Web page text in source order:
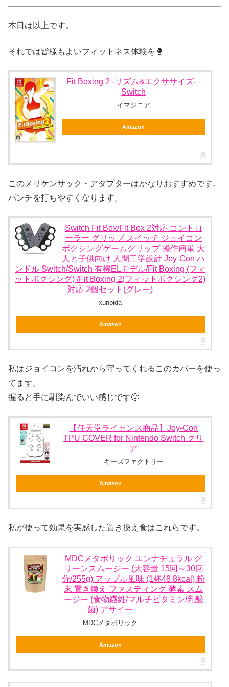
本日は以上です。
それでは皆様もよいフィットネス体験を🥊
Fit Boxing 2 -リズム&エクササイズ- -
Switch
イマジニア
Amazon
このメリケンサック・アダプターはかなりおすすめです。
パンチを打ちやすくなります。
Switch Fit Box/Fit Box 2対応 コントロ
ーラー グリップ スイッチ ジョイコン
ボクシングゲームグリップ 操作簡単 大
人と子供向け 人間工学設計 Joy-Con ハ
ンドル Switch/Switch 有機ELモデル/Fit Boxing (フィ
ットボクシング) /Fit Boxing 2(フィットボクシング2)
対応 2個セット(グレー)
xunbida
Amazon
私はジョイコンを汚れから守ってくれるこのカバーを使っ
てます。
握ると手に馴染んでいい感じです🙂
【任天堂ライセンス商品】Joy-Con
TPU COVER for Nintendo Switch クリ
ア
キーズファクトリー
Amazon
私が使って効果を実感した置き換え食はこれらです。
MDCメタボリック エンナチュラル グ
リーンスムージー (大容量 15回～30回
分/255g) アップル風味 (1杯48.8kcal) 粉
末 置き換え ファスティング 酵素 スム
ージー (食物繊維/マルチビタミン/乳酸
菌) アサイー
MDCメタボリック
Amazon